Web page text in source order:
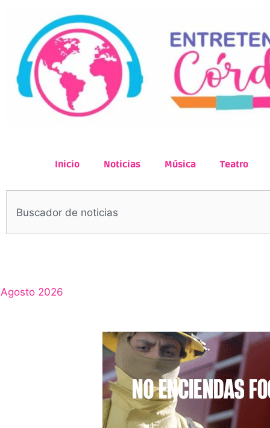
Inicio Noticias Música Teatro
Agosto 2026